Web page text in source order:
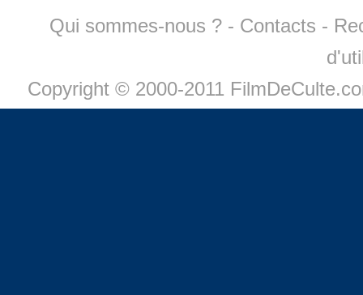
Qui sommes-nous ? - Contacts -
Copyright © 2000-2011